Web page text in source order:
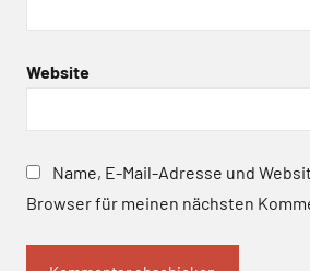
Website
Name, E-Mail-Adresse und
Browser für meinen nächsten